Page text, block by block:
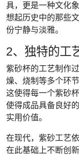
具，更是一种文化
想起历史中的那些
份宁静与淡雅。
2、独特的工
紫砂杯的工艺制作
燥、烧制等多个环
这使得每一个紫砂
使得成品具备良好
实用价值。
在现代，紫砂工艺
在此基础上不断创